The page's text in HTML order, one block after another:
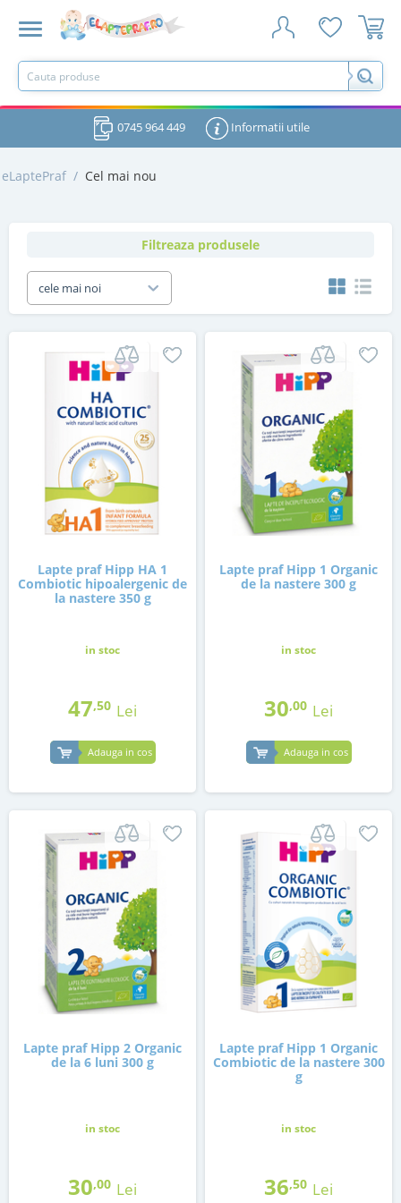
0745 964 449 Informatii utile
eLaptePraf / Cel mai nou
Filtreaza produsele
cele mai noi
Lapte praf Hipp HA 1
Combiotic hipoalergenic de
la nastere 350 g
in stoc
47,50 Lei
Adauga in cos
Lapte praf Hipp 1 Organic
de la nastere 300 g
in stoc
30,00 Lei
Adauga in cos
Lapte praf Hipp 2 Organic
de la 6 luni 300 g
in stoc
30,00 Lei
Lapte praf Hipp 1 Organic
Combiotic de la nastere 300
g
in stoc
36,50 Lei